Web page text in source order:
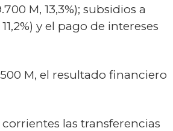
M, 13,3%); subsidios a
y el pago de intereses
M, el resultado financiero
las transferencias